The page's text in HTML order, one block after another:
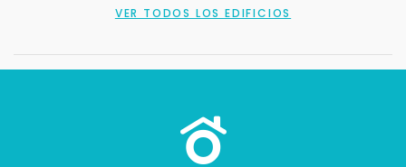
VER TODOS LOS EDIFICIOS